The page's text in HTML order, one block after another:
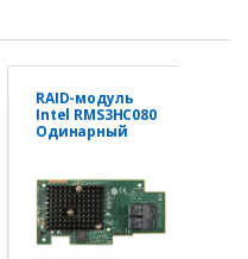
RAID-модуль
Intel RMS3HC080
Одинарный